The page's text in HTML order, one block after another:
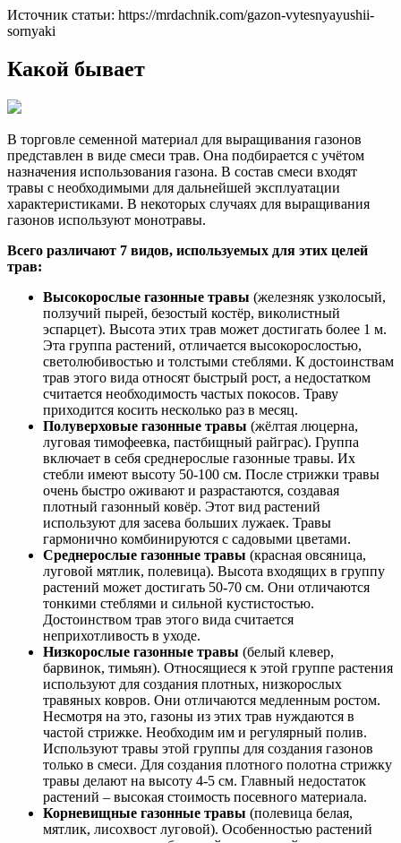
Источник статьи: https://mrdachnik.com/gazon-vytesnyayushii-
sornyaki
Какой бывает
В торговле семенной материал для выращивания газонов
представлен в виде смеси трав. Она подбирается с учётом
назначения использования газона. В состав смеси входят
травы с необходимыми для дальнейшей эксплуатации
характеристиками. В некоторых случаях для выращивания
газонов используют монотравы.
Всего различают 7 видов, используемых для этих целей
трав:
Высокорослые газонные травы (железняк узколосый,
ползучий пырей, безостый костёр, виколистный
эспарцет). Высота этих трав может достигать более 1 м.
Эта группа растений, отличается высокорослостью,
светолюбивостью и толстыми стеблями. К достоинствам
трав этого вида относят быстрый рост, а недостатком
считается необходимость частых покосов. Траву
приходится косить несколько раз в месяц.
Полуверховые газонные травы (жёлтая люцерна,
луговая тимофеевка, пастбищный райграс). Группа
включает в себя среднерослые газонные травы. Их
стебли имеют высоту 50-100 см. После стрижки травы
очень быстро оживают и разрастаются, создавая
плотный газонный ковёр. Этот вид растений
используют для засева больших лужаек. Травы
гармонично комбинируются с садовыми цветами.
Среднерослые газонные травы (красная овсяница,
луговой мятлик, полевица). Высота входящих в группу
растений может достигать 50-70 см. Они отличаются
тонкими стеблями и сильной кустистостью.
Достоинством трав этого вида считается
неприхотливость в уходе.
Низкорослые газонные травы (белый клевер,
барвинок, тимьян). Относящиеся к этой группе растения
используют для создания плотных, низкорослых
травяных ковров. Они отличаются медленным ростом.
Несмотря на это, газоны из этих трав нуждаются в
частой стрижке. Необходим им и регулярный полив.
Используют травы этой группы для создания газонов
только в смеси. Для создания плотного полотна стрижку
травы делают на высоту 4-5 см. Главный недостаток
растений – высокая стоимость посевного материала.
Корневищные газонные травы (полевица белая,
мятлик, лисохвост луговой). Особенностью растений